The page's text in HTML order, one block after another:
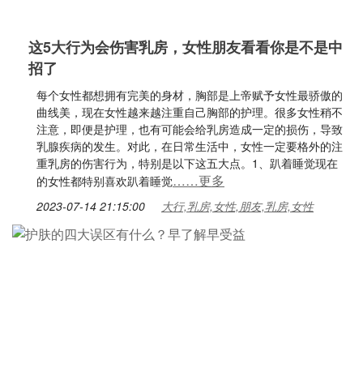
这5大行为会伤害乳房，女性朋友看看你是不是中
招了
每个女性都想拥有完美的身材，胸部是上帝赋予女性最骄傲的
曲线美，现在女性越来越注重自己胸部的护理。很多女性稍不
注意，即便是护理，也有可能会给乳房造成一定的损伤，导致
乳腺疾病的发生。对此，在日常生活中，女性一定要格外的注
重乳房的伤害行为，特别是以下这五大点。1、趴着睡觉现在
的女性都特别喜欢趴着睡觉……更多
2023-07-14 21:15:00 大行,乳房,女性,朋友,乳房,女性